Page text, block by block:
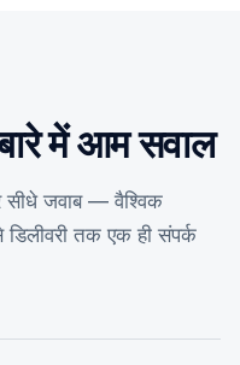
में आम सवाल
सीधे जवाब — वैश्विक
तक एक ही संपर्क